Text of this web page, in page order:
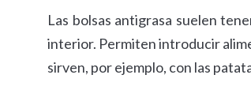
Las bolsas antigrasa suelen
interior. Permiten introducir
sirven, por ejemplo, con las